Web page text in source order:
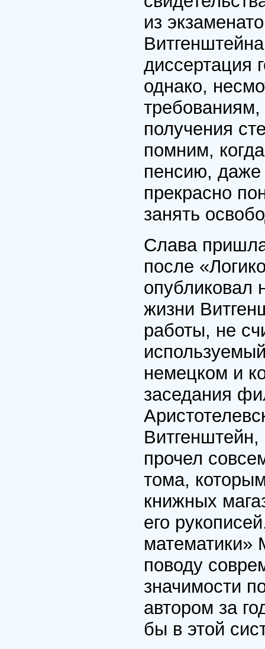
из
диссертация
однако,
получения
помним,
пенсию, даже
прекрасно
занять
Слава
после
опубликовал
жизни
работы, не
немецком и
заседания
прочел
тома,
книжных
его
математики»
поводу
значимости
автором за
бы в этой